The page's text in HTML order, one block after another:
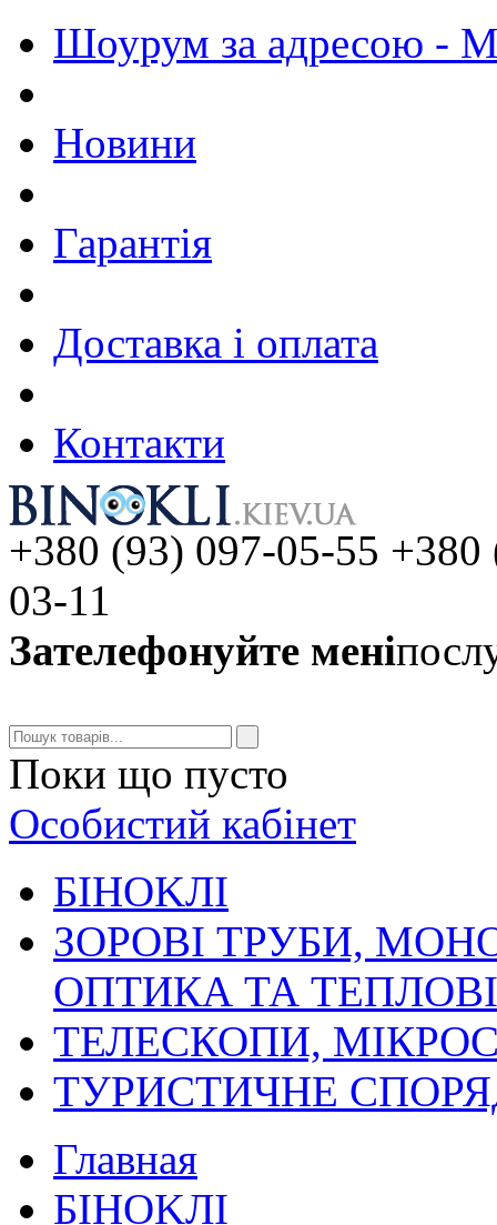
Шоурум за адресою - М.
Новини
Гарантія
Доставка і оплата
Контакти
+380 (93) 097-05-55
03-11
Зателефонуйте мені
Поки що пусто
Особистий кабінет
БIHOKЛI
ЗОРОВІ ТРУБИ,
ОПТИКА ТА
ТЕЛЕСКОПИ,
ТУРИСТИЧНЕ
Главная
БIHOKЛI